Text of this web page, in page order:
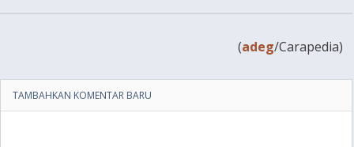
(adeg/Carapedia)
TAMBAHKAN KOMENTAR BARU